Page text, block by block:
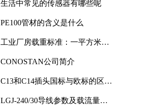
生活中常见的传感器有哪些呢
PE100管材的含义是什么
工业厂房载重标准：一平方米能
CONOSTAN公司简介
C13和C14插头国标与欧标的区别
LGJ-240/30导线参数及载流量解